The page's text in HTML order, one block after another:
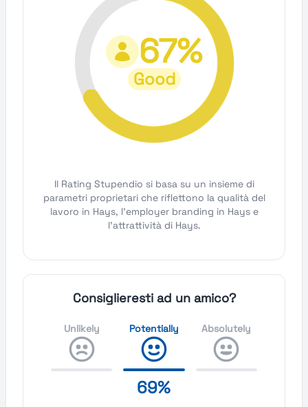
67%
Good
Il Rating Stupendio si basa su un insieme di
parametri proprietari che riflettono la qualità del
lavoro in Hays, l'employer branding in Hays e
l'attrattività di Hays.
Consiglieresti ad un amico?
Unlikely Potentially
69%
Absolutely